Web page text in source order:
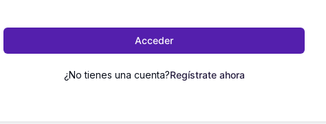
Acceder
¿No tienes una cuenta?Regístrate ahora